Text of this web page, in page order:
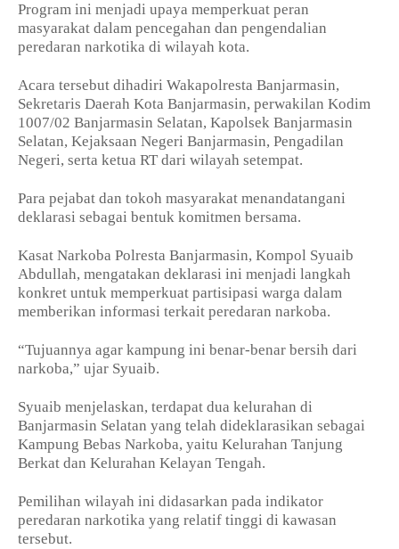
Program ini menjadi upaya memperkuat peran
masyarakat dalam pencegahan dan pengendalian
peredaran narkotika di wilayah kota.
Acara tersebut dihadiri Wakapolresta Banjarmasin,
Sekretaris Daerah Kota Banjarmasin, perwakilan Kodim
1007/02 Banjarmasin Selatan, Kapolsek Banjarmasin
Selatan, Kejaksaan Negeri Banjarmasin, Pengadilan
Negeri, serta ketua RT dari wilayah setempat.
Para pejabat dan tokoh masyarakat menandatangani
deklarasi sebagai bentuk komitmen bersama.
Kasat Narkoba Polresta Banjarmasin, Kompol Syuaib
Abdullah, mengatakan deklarasi ini menjadi langkah
konkret untuk memperkuat partisipasi warga dalam
memberikan informasi terkait peredaran narkoba.
“Tujuannya agar kampung ini benar-benar bersih dari
narkoba,” ujar Syuaib.
Syuaib menjelaskan, terdapat dua kelurahan di
Banjarmasin Selatan yang telah dideklarasikan sebagai
Kampung Bebas Narkoba, yaitu Kelurahan Tanjung
Berkat dan Kelurahan Kelayan Tengah.
Pemilihan wilayah ini didasarkan pada indikator
peredaran narkotika yang relatif tinggi di kawasan
tersebut.